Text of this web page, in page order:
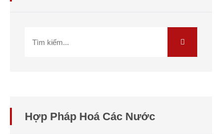
Hợp Pháp Hoá Các Nước